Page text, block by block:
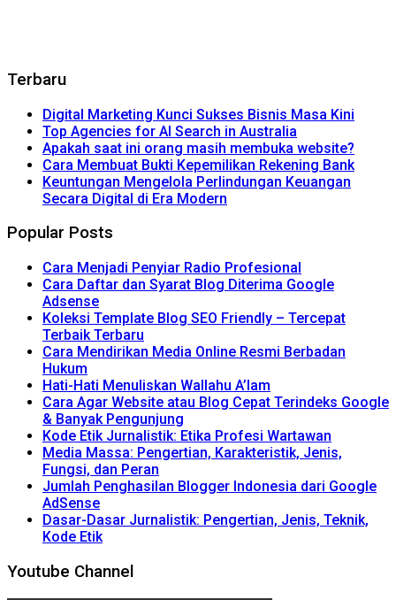
Terbaru
Digital Marketing Kunci Sukses Bisnis Masa Kini
Top Agencies for AI Search in Australia
Apakah saat ini orang masih membuka website?
Cara Membuat Bukti Kepemilikan Rekening Bank
Keuntungan Mengelola Perlindungan Keuangan
Secara Digital di Era Modern
Popular Posts
Cara Menjadi Penyiar Radio Profesional
Cara Daftar dan Syarat Blog Diterima Google
Adsense
Koleksi Template Blog SEO Friendly – Tercepat
Terbaik Terbaru
Cara Mendirikan Media Online Resmi Berbadan
Hukum
Hati-Hati Menuliskan Wallahu A’lam
Cara Agar Website atau Blog Cepat Terindeks Google
& Banyak Pengunjung
Kode Etik Jurnalistik: Etika Profesi Wartawan
Media Massa: Pengertian, Karakteristik, Jenis,
Fungsi, dan Peran
Jumlah Penghasilan Blogger Indonesia dari Google
AdSense
Dasar-Dasar Jurnalistik: Pengertian, Jenis, Teknik,
Kode Etik
Youtube Channel